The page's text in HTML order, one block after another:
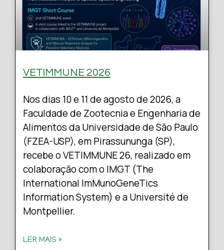
VETIMMUNE 2026
Nos dias 10 e 11 de agosto de 2026, a
Faculdade de Zootecnia e Engenharia de
Alimentos da Universidade de São Paulo
(FZEA-USP), em Pirassununga (SP),
recebe o VETIMMUNE 26, realizado em
colaboração com o IMGT (The
International ImMunoGeneTics
Information System) e a Université de
Montpellier.
LER MAIS »